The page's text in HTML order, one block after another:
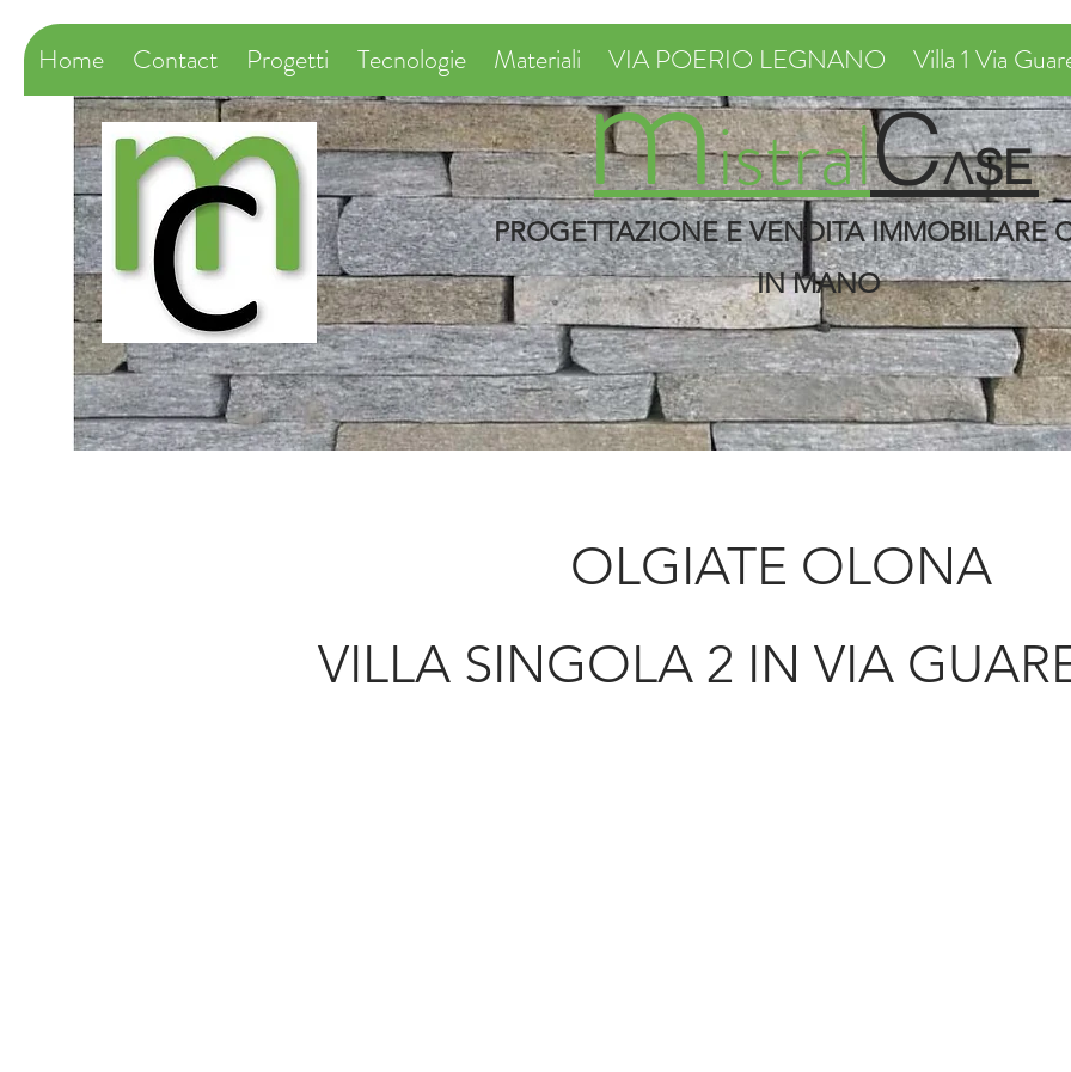
Home Contact Progetti Tecnologie Materiali VIA POERIO LEGNANO Villa 1 Via
PROGETTAZIONE E VENDITA IMMOBILIARE
IN MANO
mistralCɅSE
OLGIATE OLONA
VILLA SINGOLA 2 IN VIA